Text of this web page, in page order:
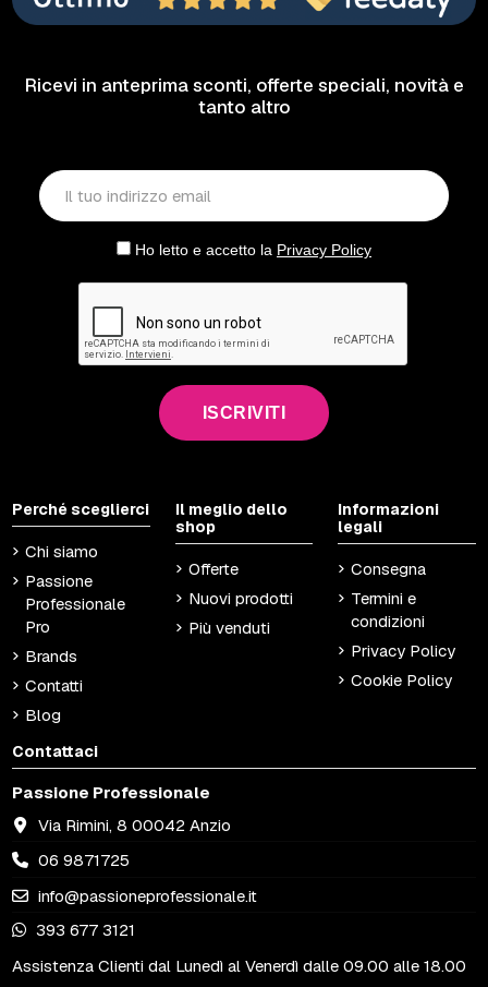
Ricevi in anteprima sconti, offerte speciali, novità e
tanto altro
Ho letto e accetto la Privacy Policy
ISCRIVITI
Perché sceglierci
Chi siamo
Passione
Professionale
Pro
Brands
Contatti
Blog
Il meglio dello
shop
Offerte
Nuovi prodotti
Più venduti
Informazioni
legali
Consegna
Termini e
condizioni
Privacy Policy
Cookie Policy
Contattaci
Passione Professionale
Via Rimini, 8 00042 Anzio
06 9871725
info@passioneprofessionale.it
393 677 3121
Assistenza Clienti dal Lunedì al Venerdì dalle 09.00 alle 18.00